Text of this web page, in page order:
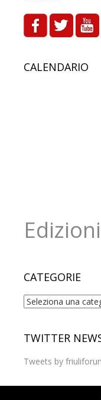
CALENDARIO
CATEGORIE
Categorie
TWITTER
Tweets by